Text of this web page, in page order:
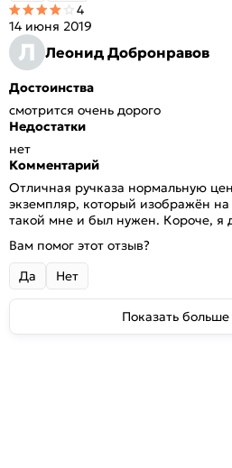
Л Леонид Добронравов
14 июня 2019
4
Достоинства
смотрится очень дорого
Недостатки
нет
Комментарий
Отличная ручказа нормальную
экземпляр, который изображён
такой мне и был нужен. Короче, я
Вам помог этот отзыв?
Да
Нет
Показать больше